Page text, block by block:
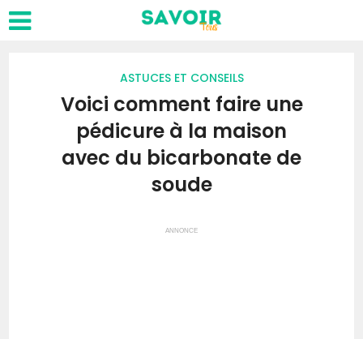
ASTUCES ET CONSEILS
Voici comment faire une
pédicure à la maison
avec du bicarbonate de
soude
ANNONCE